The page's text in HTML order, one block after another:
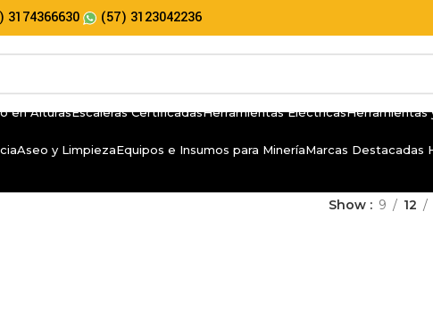
3174366630 (57) 3123042236
en AlturasEscaleras CertificadasHerramientas EléctricasHerramientas
Aseo y LimpiezaEquipos e Insumos para MineríaMarcas Destacadas
Show 9 12